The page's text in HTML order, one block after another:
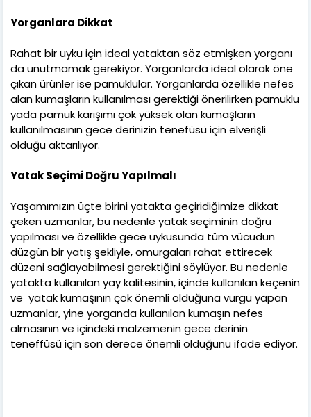
Yorganlara Dikkat
Rahat bir uyku için ideal yataktan söz etmişken yorganı
da unutmamak gerekiyor. Yorganlarda ideal olarak öne
çıkan ürünler ise pamuklular. Yorganlarda özellikle nefes
alan kumaşların kullanılması gerektiği önerilirken pamuklu
yada pamuk karışımı çok yüksek olan kumaşların
kullanılmasının gece derinizin tenefüsü için elverişli
olduğu aktarılıyor.
Yatak Seçimi Doğru Yapılmalı
Yaşamımızın üçte birini yatakta geçiridiğimize dikkat
çeken uzmanlar, bu nedenle yatak seçiminin doğru
yapılması ve özellikle gece uykusunda tüm vücudun
düzgün bir yatış şekliyle, omurgaları rahat ettirecek
düzeni sağlayabilmesi gerektiğini söylüyor. Bu nedenle
yatakta kullanılan yay kalitesinin, içinde kullanılan keçenin
ve yatak kumaşının çok önemli olduğuna vurgu yapan
uzmanlar, yine yorganda kullanılan kumaşın nefes
almasının ve içindeki malzemenin gece derinin
teneffüsü için son derece önemli olduğunu ifade ediyor.